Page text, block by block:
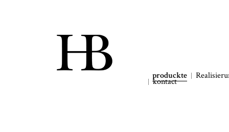
produckte
kontact